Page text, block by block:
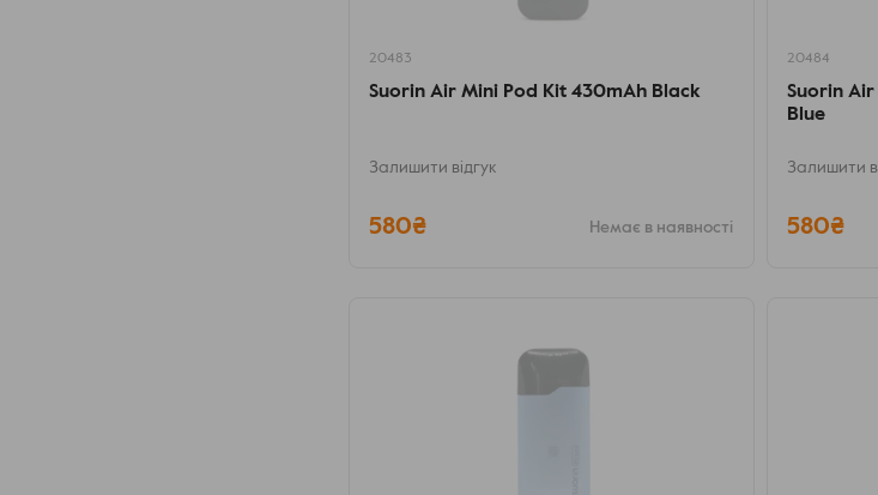
20483
Suorin Air Mini Pod Kit 430mAh Black
Залишити відгук
580₴ Немає в наявності
20484
Suorin
Blue
Залишити
580₴